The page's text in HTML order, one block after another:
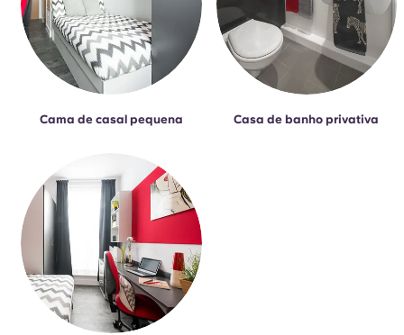
Cama de casal pequena Casa de banho privativa